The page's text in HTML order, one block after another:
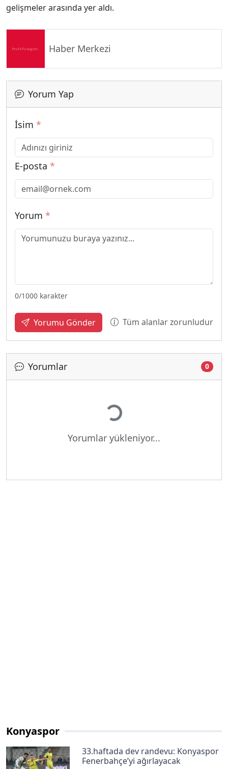
gelişmeler arasında yer aldı.
Haber Merkezi
Yorum Yap
İsim *
E-posta *
Yorum *
0/1000 karakter
Yorumu Gönder Tüm alanlar zorunludur
Yorumlar 0
Yükleniyor...
Yorumlar yükleniyor...
Konyaspor
33.haftada dev randevu: Konyaspor
Fenerbahçe’yi ağırlayacak